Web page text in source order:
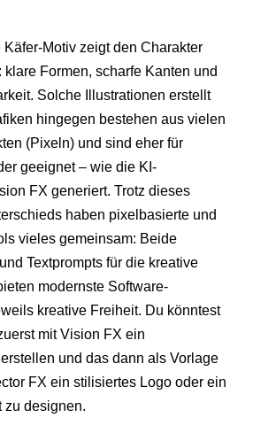
Käfer-Motiv zeigt den Charakter
klare Formen, scharfe Kanten und
Solche Illustrationen erstellt
hingegen bestehen aus vielen
(Pixeln) und sind eher für
geeignet – wie die KI-
FX generiert. Trotz dieses
haben pixelbasierte und
vieles gemeinsam: Beide
Textprompts für die kreative
modernste Software-
kreative Freiheit. Du könntest
mit Vision FX ein
und das dann als Vorlage
FX ein stilisiertes Logo oder ein
zu designen.